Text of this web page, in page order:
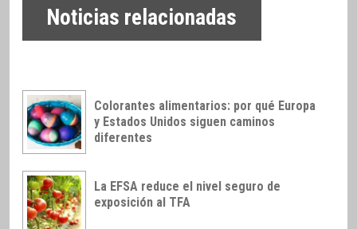
Noticias relacionadas
Colorantes alimentarios: por qué Europa
y Estados Unidos siguen caminos
diferentes
La EFSA reduce el nivel seguro de
exposición al TFA